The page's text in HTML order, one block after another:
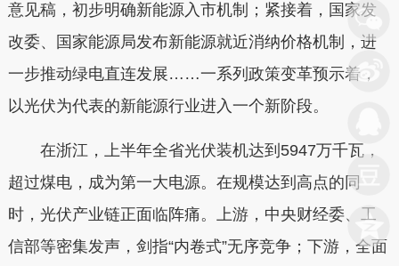
意见稿，初步明确新能源入市机制；紧接着，国家发
改委、国家能源局发布新能源就近消纳价格机制，进
一步推动绿电直连发展……一系列政策变革预示着，
以光伏为代表的新能源行业进入一个新阶段。
在浙江，上半年全省光伏装机达到5947万千瓦，
超过煤电，成为第一大电源。在规模达到高点的同
时，光伏产业链正面临阵痛。上游，中央财经委、工
信部等密集发声，剑指“内卷式”无序竞争；下游，全面